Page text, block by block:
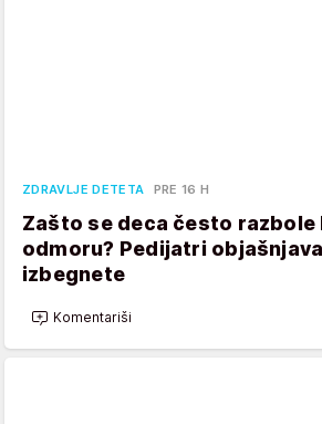
ZDRAVLJE DETETA PRE 16 H
Zašto se deca često razbole
odmoru? Pedijatri
izbegnete
Komentariši